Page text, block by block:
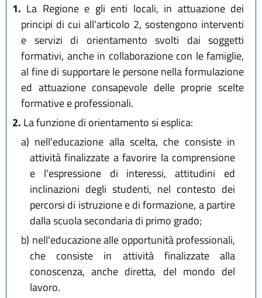
1. La Regione e gli enti locali, in attuazione dei
principi di cui all'articolo 2, sostengono interventi
e servizi di orientamento svolti dai soggetti
formativi, anche in collaborazione con le famiglie,
al fine di supportare le persone nella formulazione
ed attuazione consapevole delle proprie scelte
formative e professionali.
2. La funzione di orientamento si esplica:
a) nell'educazione alla scelta, che consiste in
attività finalizzate a favorire la comprensione
e l'espressione di interessi, attitudini ed
inclinazioni degli studenti, nel contesto dei
percorsi di istruzione e di formazione, a partire
dalla scuola secondaria di primo grado;
b) nell'educazione alle opportunità professionali,
che consiste in attività finalizzate alla
conoscenza, anche diretta, del mondo del
lavoro.